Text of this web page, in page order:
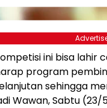
ini bisa
program
sehingga
Wawan, Sabtu (23/